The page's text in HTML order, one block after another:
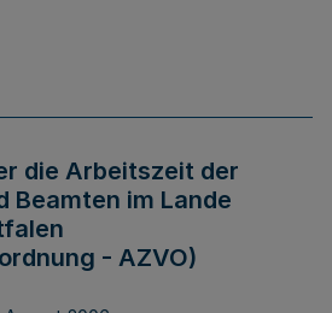
die Arbeitszeit der
Beamten im Lande
- AZVO)